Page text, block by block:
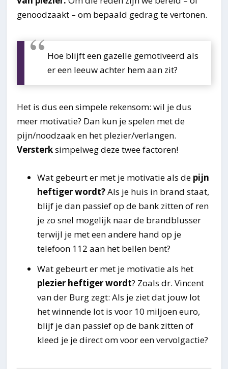
genoodzaakt – om bepaald gedrag te vertonen.
Hoe blijft een gazelle gemotiveerd als
er een leeuw achter hem aan zit?
Het is dus een simpele rekensom: wil je dus
meer motivatie? Dan kun je spelen met de
pijn/noodzaak en het plezier/verlangen.
Versterksimpelweg deze twee factoren!
Wat gebeurt er met je motivatie als de pijn
heftiger wordt?Als je huis in brand staat,
blijf je dan passief op de bank zitten of ren
je zo snel mogelijk naar de brandblusser
terwijl je met een andere hand op je
telefoon 112 aan het bellen bent?
Wat gebeurt er met je motivatie als het
plezier heftiger wordt? Zoals dr. Vincent
van der Burg zegt: Als je ziet dat jouw lot
het winnende lot is voor 10 miljoen euro,
blijf je dan passief op de bank zitten of
kleed je je direct om voor een vervolgactie?